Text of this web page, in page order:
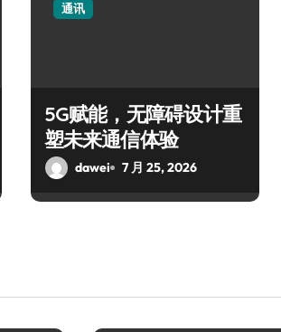
通讯
5G赋能，无障碍设计重
塑未来通信体验
dawei 7 月 25, 2026